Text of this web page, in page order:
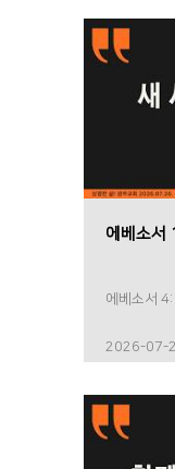
에베소서
에베소서
2026-07-